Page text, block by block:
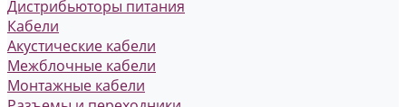
Дистрибьюторы питания
Кабели
Акустические кабели
Межблочные кабели
Монтажные кабели